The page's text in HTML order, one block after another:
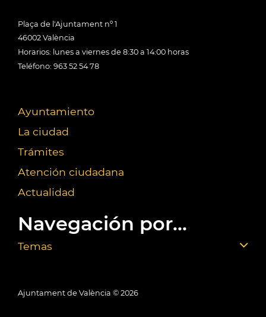
Plaça de l'Ajuntament nº 1
46002 València
Horarios: lunes a viernes de 8:30 a 14:00 horas
Teléfono: 963 52 54 78
Ayuntamiento
La ciudad
Trámites
Atención ciudadana
Actualidad
Navegación por...
Temas
Ajuntament de València © 2026